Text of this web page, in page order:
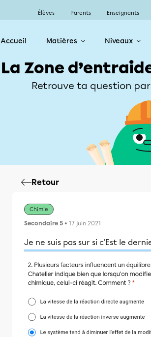
Élèves Parents Enseignants
Accueil Matières Niveaux
La Zone
Retrouve ta question
Retour
Chimie
Secondaire 5 • 17 juin 2021
Je ne suis pas sur si c'Est le